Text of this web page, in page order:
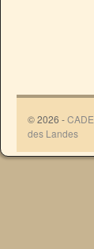
© 2026 -
des Landes